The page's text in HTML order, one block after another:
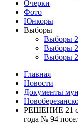
Очерки
Фото
Юнкоры
Выборы
Выборы
Выборы
Выборы
Главная
Новости
Документы
РЕШЕНИЕ 21
года № 94